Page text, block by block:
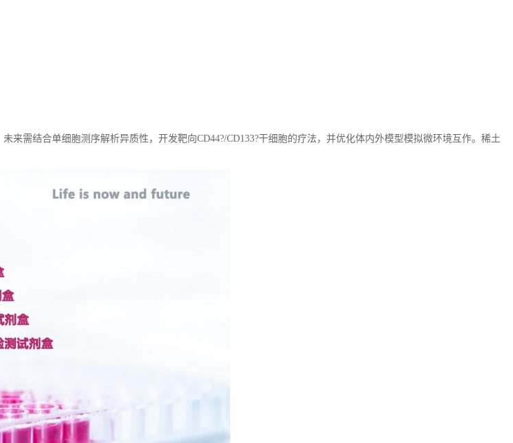
来需结合单细胞测序解析异质性，开发靶向CD44?/CD133?干细胞的疗法，并优化体内外模型模拟微环境互作。稀土